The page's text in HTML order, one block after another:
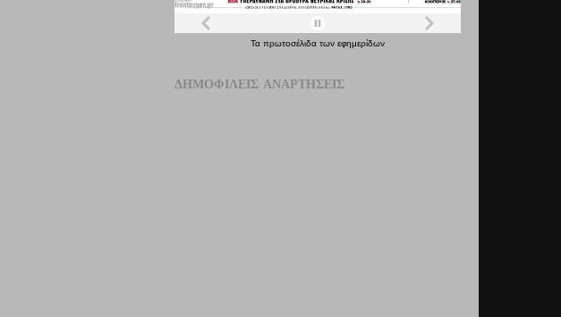
Τα πρωτοσέλιδα των εφημερίδων
ΔΗΜΟΦΙΛΕΊΣ ΑΝΑΡΤΉΣΕΙΣ